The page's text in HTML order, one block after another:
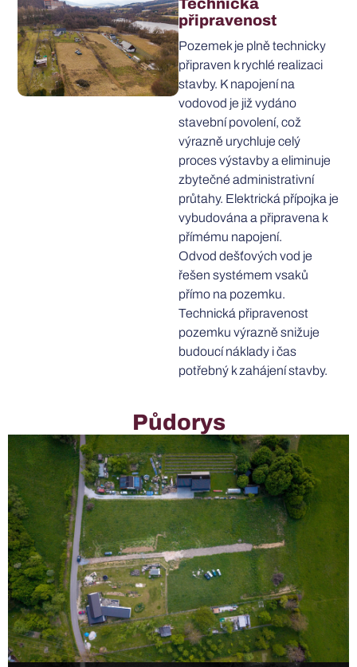
Technická
připravenost
Pozemek je plně technicky
připraven k rychlé realizaci
stavby. K napojení na
vodovod je již vydáno
stavební povolení, což
výrazně urychluje celý
proces výstavby a eliminuje
zbytečné administrativní
průtahy. Elektrická přípojka je
vybudována a připravena k
přímému napojení.
Odvod dešťových vod je
řešen systémem vsaků
přímo na pozemku.
Technická připravenost
pozemku výrazně snižuje
budoucí náklady i čas
potřebný k zahájení stavby.
Půdorys